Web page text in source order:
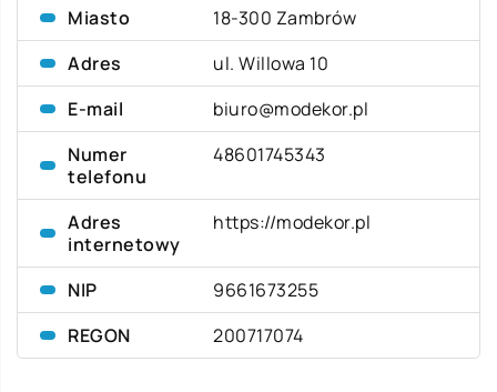
Miasto
18-300 Zambrów
Adres
ul. Willowa 10
E-mail
biuro@modekor.pl
Numer
telefonu
48601745343
Adres
internetowy
https://modekor.pl
NIP
9661673255
REGON
200717074